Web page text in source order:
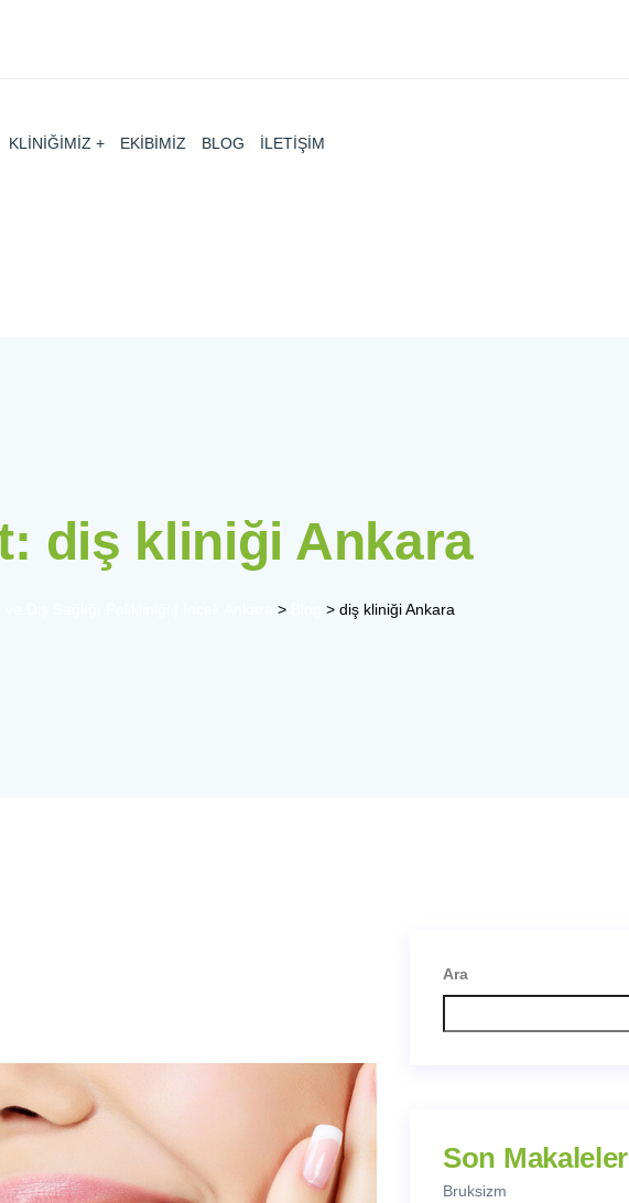
KLİNİĞİMİZ EKİBİMİZ BLOG İLETİŞİM
diş kliniği Ankara
> > diş kliniği Ankara
Ara
Son Makaleler
Bruksizm